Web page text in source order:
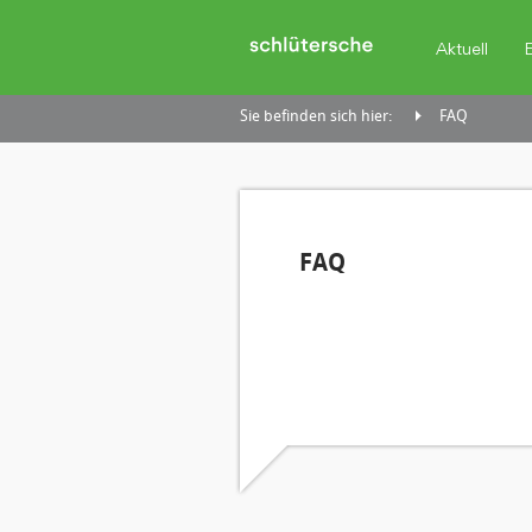
Aktuell
Sie befinden sich hier: FAQ
FAQ